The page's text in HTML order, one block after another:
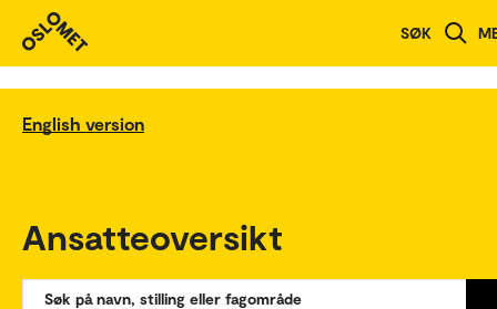
SØK
English version
Ansatteoversikt
Søk på navn, stilling eller fagområde